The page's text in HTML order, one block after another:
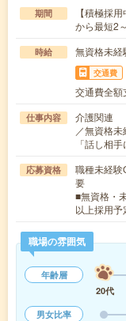
期間
【積極採
から最短2
時給 無資格未
交通費
交通費全額
仕事内容
介護関連
／無資格
「話し相
応募資格
職種未経験
要
■無資格・
以上採用
職場の雰囲気
年齢層
20代
男女比率